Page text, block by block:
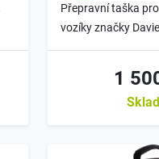
Přepravní taška
vozíky značky
1